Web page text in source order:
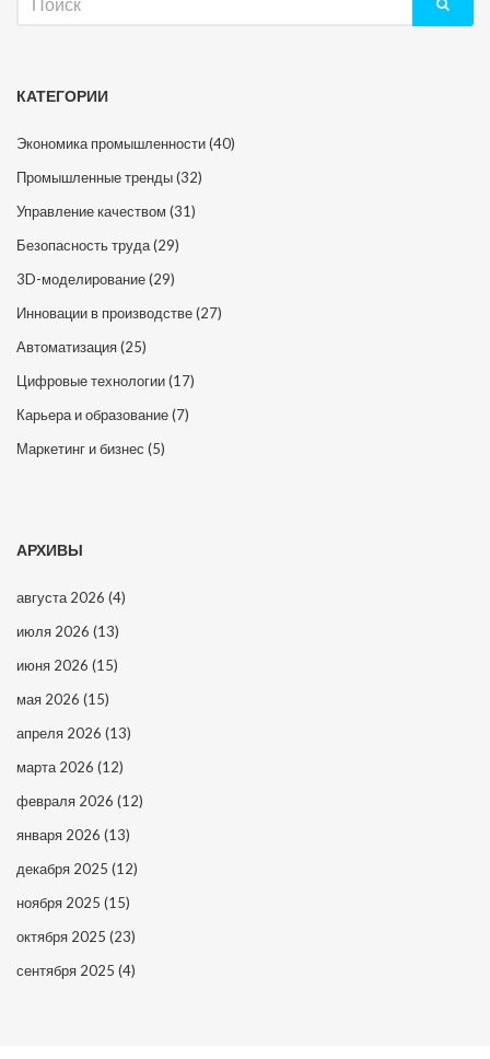
КАТЕГОРИИ
Экономика промышленности(40)
Промышленные тренды(32)
Управление качеством (31)
Безопасность труда(29)
3D-моделирование(29)
Инновации в производстве(27)
Автоматизация(25)
Цифровые технологии(17)
Карьера и образование(7)
Маркетинг и бизнес (5)
АРХИВЫ
августа 2026 (4)
июля 2026 (13)
июня 2026 (15)
мая 2026 (15)
апреля 2026 (13)
марта 2026 (12)
февраля 2026 (12)
января 2026 (13)
декабря 2025 (12)
ноября 2025 (15)
октября 2025 (23)
сентября 2025 (4)